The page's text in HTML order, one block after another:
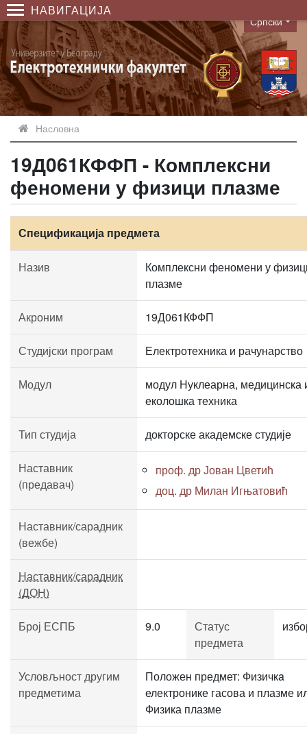
НАВИГАЦИЈА
Language
Српски
Насловна
19Д061КФФП - Комплексни
феномени у физици плазме
Спецификација предмета
Назив
Комплексни феномени у
плазме
Акроним 19Д061КФФП
Студијски програм Електротехника и рачунарство
Модул
модул Нуклеарна, медицинска
еколошка техника
Тип студија докторске академске студије
Наставник
(предавач)
проф. др Јован Цветић
доц. др Милан Игњатовић
Наставник/сарадник
(вежбе)
Наставник/сарадник
(ДОН)
Број ЕСПБ 9.0
Статус
предмета
Условљност другим
предметима
Положен предмет: Физичкa
електронике гасова и плазме
Физика плазме